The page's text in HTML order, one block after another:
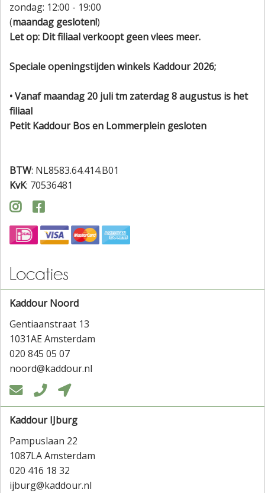
zondag: 12:00 - 19:00
(maandag gesloten!)
Let op: Dit filiaal verkoopt geen vlees meer.
Speciale openingstijden winkels Kaddour 2026;
• Vanaf maandag 20 juli tm zaterdag 8 augustus is het
filiaal
Petit Kaddour Bos en Lommerplein gesloten
BTW: NL8583.64.414.B01
KvK: 70536481
 
Locaties
Kaddour Noord
Gentiaanstraat 13
1031AE Amsterdam
020 845 05 07
noord@kaddour.nl
  
Kaddour IJburg
Pampuslaan 22
1087LA Amsterdam
020 416 18 32
ijburg@kaddour.nl